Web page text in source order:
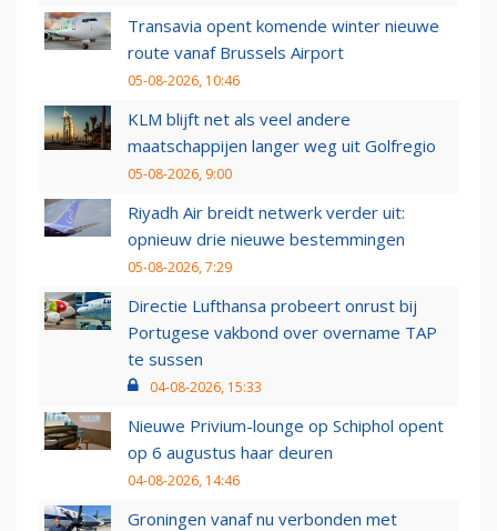
Transavia opent komende winter nieuwe
route vanaf Brussels Airport
05-08-2026, 10:46
KLM blijft net als veel andere
maatschappijen langer weg uit Golfregio
05-08-2026, 9:00
Riyadh Air breidt netwerk verder uit:
opnieuw drie nieuwe bestemmingen
05-08-2026, 7:29
Directie Lufthansa probeert onrust bij
Portugese vakbond over overname TAP
te sussen
04-08-2026, 15:33
Nieuwe Privium-lounge op Schiphol opent
op 6 augustus haar deuren
04-08-2026, 14:46
Groningen vanaf nu verbonden met